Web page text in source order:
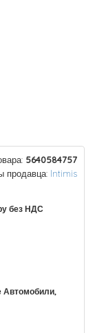
5640584757
продавца: Intimis
без НДС
Автомобили,